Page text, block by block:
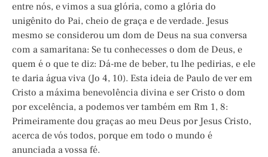
entre nós, e vimos a sua glória, como a glória do
unigênito do Pai, cheio de graça e de verdade. Jesus
mesmo se considerou um dom de Deus na sua conversa
com a samaritana: Se tu conhecesses o dom de Deus, e
quem é o que te diz: Dá-me de beber, tu lhe pedirias, e ele
te daria água viva (Jo 4, 10). Esta ideia de Paulo de ver em
Cristo a máxima benevolência divina e ser Cristo o dom
por excelência, a podemos ver também em Rm 1, 8:
Primeiramente dou graças ao meu Deus por Jesus Cristo,
acerca de vós todos, porque em todo o mundo é
anunciada a vossa fé.